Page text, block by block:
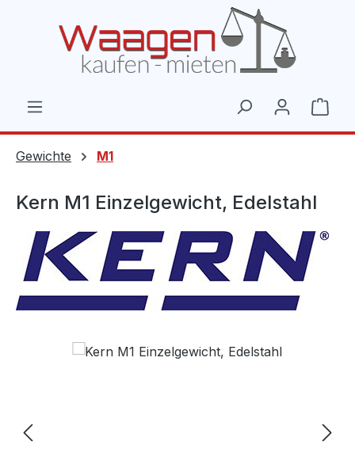
Gewichte M1
Kern M1 Einzelgewicht, Edelstahl
Bildergalerie überspringen